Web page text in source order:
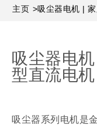
主页 >吸尘器电机 |
吸尘器电
型直流电机
吸尘器系列电机是